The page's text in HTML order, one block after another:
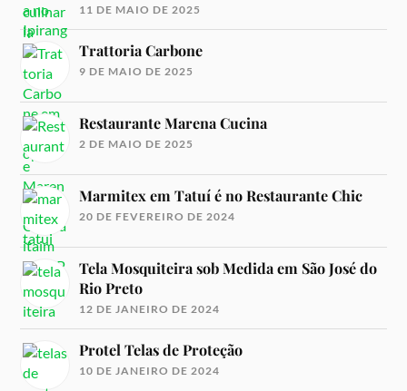
11 DE MAIO DE 2025
Trattoria Carbone
9 DE MAIO DE 2025
Restaurante Marena Cucina
2 DE MAIO DE 2025
Marmitex em Tatuí é no Restaurante Chic
20 DE FEVEREIRO DE 2024
Tela Mosquiteira sob Medida em São José do
Rio Preto
12 DE JANEIRO DE 2024
Protel Telas de Proteção
10 DE JANEIRO DE 2024